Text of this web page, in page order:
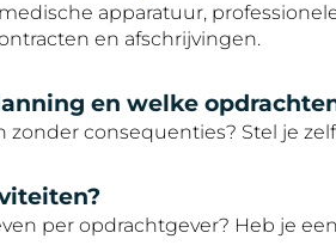
apparatuur,
en afschrijvingen.
en welke
zonder consequenties? Stel je
per opdrachtgever? Heb je